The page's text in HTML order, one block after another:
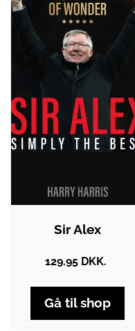
Sir Alex
129.95 DKK.
Gå til shop